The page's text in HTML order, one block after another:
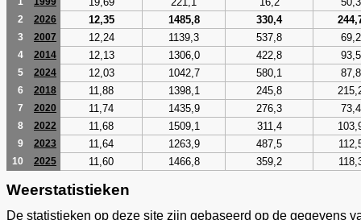
2 2026 12,35 1485,8 330,4
3 2007 12,24 1139,3 537,8 69,2
4 2014 12,13 1306,0 422,8 93,5
5 2024 12,03 1042,7 580,1 87,8
6 2018 11,88 1398,1 245,8
7 2020 11,74 1435,9 276,3 73,4
8 2022 11,68 1509,1 311,4
9 2023 11,64 1263,9 487,5
10 2025 11,60 1466,8 359,2
Weerstatistieken
De statistieken op deze site zijn gebaseerd op de gegevens